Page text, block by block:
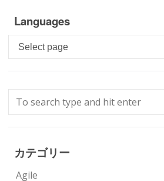
Languages
Languages
カテゴリー
Agile